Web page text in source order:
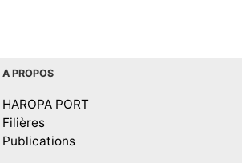
A PROPOS
HAROPA PORT
Filières
Publications